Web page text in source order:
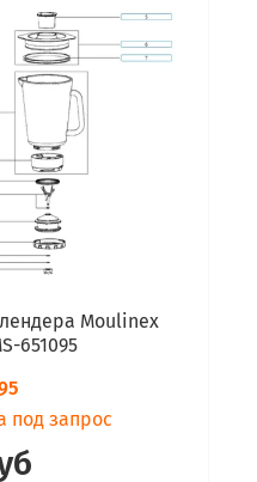
Moulinex
651095
под запрос